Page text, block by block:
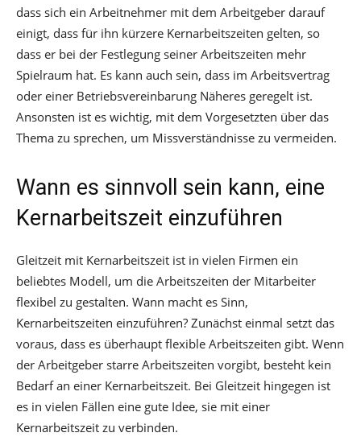
dass sich ein Arbeitnehmer mit dem Arbeitgeber darauf
einigt, dass für ihn kürzere Kernarbeitszeiten gelten, so
dass er bei der Festlegung seiner Arbeitszeiten mehr
Spielraum hat. Es kann auch sein, dass im Arbeitsvertrag
oder einer Betriebsvereinbarung Näheres geregelt ist.
Ansonsten ist es wichtig, mit dem Vorgesetzten über das
Thema zu sprechen, um Missverständnisse zu vermeiden.
Wann es sinnvoll sein kann, eine
Kernarbeitszeit einzuführen
Gleitzeit mit Kernarbeitszeit ist in vielen Firmen ein
beliebtes Modell, um die Arbeitszeiten der Mitarbeiter
flexibel zu gestalten. Wann macht es Sinn,
Kernarbeitszeiten einzuführen? Zunächst einmal setzt das
voraus, dass es überhaupt flexible Arbeitszeiten gibt. Wenn
der Arbeitgeber starre Arbeitszeiten vorgibt, besteht kein
Bedarf an einer Kernarbeitszeit. Bei Gleitzeit hingegen ist
es in vielen Fällen eine gute Idee, sie mit einer
Kernarbeitszeit zu verbinden.